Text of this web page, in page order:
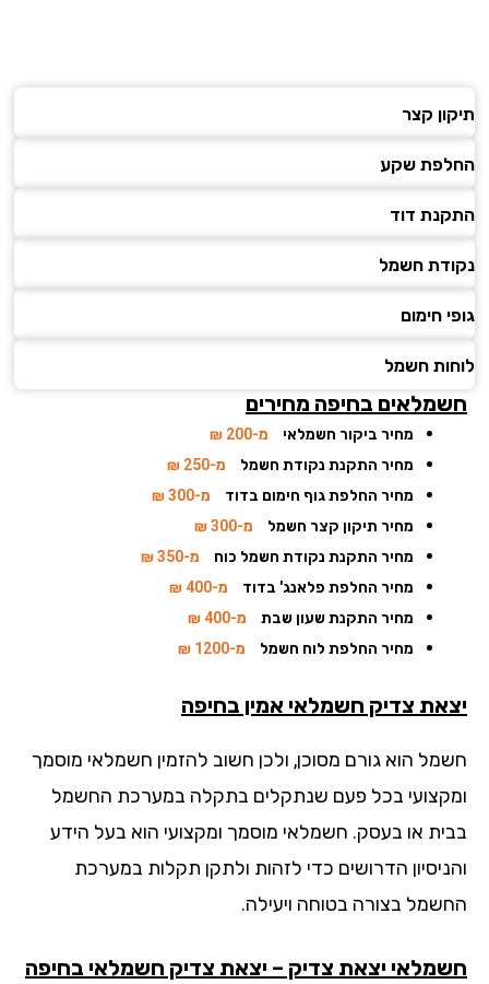
קצר
שקע
דוד
חשמל
חימום
חשמל
בחיפה מחירים
מחיר ביקור חשמלאי
מ-200 ₪
מחיר התקנת נקודת חשמל
מ-250 ₪
מחיר החלפת גוף חימום בדוד
מ-300 ₪
מחיר תיקון קצר חשמל
מ-300 ₪
מחיר התקנת נקודת חשמל כוח
מ-350 ₪
מחיר החלפת פלאנג' בדוד
מ-400 ₪
מחיר התקנת שעון שבת
מ-400 ₪
מחיר החלפת לוח חשמל
מ-1200 ₪
צדיק חשמלאי אמיןבחיפה
הוא גורם מסוכן, ולכן חשוב להזמין חשמלאי מוסמך
בכל פעם שנתקלים בתקלה במערכת החשמל
או בעסק. חשמלאי מוסמך ומקצועי הוא בעל הידע
הדרושים כדי לזהות ולתקן תקלות במערכת
בצורה בטוחה ויעילה.
יצאת צדיק – יצאת צדיק חשמלאי בחיפה